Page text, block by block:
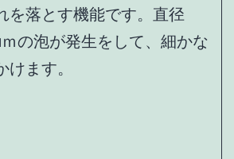
を落とす機能です。直径
の泡が発生をして、細かな
ます。